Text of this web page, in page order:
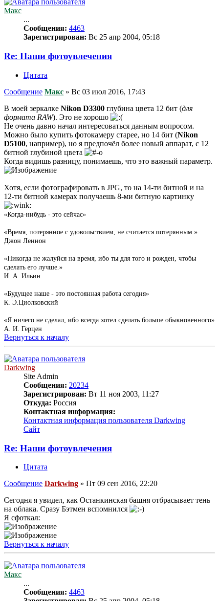
Макс
...
Сообщения: 4463
Зарегистрирован: Вс 25 апр 2004, 05:18
Re: Наши фотоувлечения
Цитата
Сообщение Макс » Вс 03 июл 2016, 17:43
В моей зеркалке Nikon D3300 глубина цвета 12 бит (для
формата RAW). Это не хорошо
Не очень давно начал интересоваться данным вопросом.
Можно было купить фотокамеру старее, но 14 бит (Nikon
D5100, например), но я предпочёл более новый аппарат, с 12
битной глубиной цвета
Когда видишь разницу, понимаешь, что это важный параметр.
Хотя, если фотографировать в JPG, то на 14-ти битной и на
12-ти битной камерах получаешь 8-ми битную картинку
«Когда-нибудь - это сейчас»
«Время, потерянное с удовольствием, не считается потерянным.»
Джон Леннон
«Никогда не жалуйся на время, ибо ты для того и рожден, чтобы
сделать его лучше.»
И. А. Ильин
«Будущее наше - это постоянная работа сегодня»
К. Э.Циолковский
«Я ничего не сделал, ибо всегда хотел сделать больше обыкновенного»
А. И. Герцен
Вернуться к началу
Darkwing
Site Admin
Сообщения: 20234
Зарегистрирован: Вт 11 ноя 2003, 11:27
Откуда: Россия
Контактная информация:
Контактная информация пользователя Darkwing
Сайт
Re: Наши фотоувлечения
Цитата
Сообщение Darkwing » Пт 09 сен 2016, 22:20
Сегодня я увидел, как Останкинская башня отбрасывает тень
на облака. Сразу Бэтмен вспомнился
Я сфоткал:
Вернуться к началу
Макс
...
Сообщения: 4463